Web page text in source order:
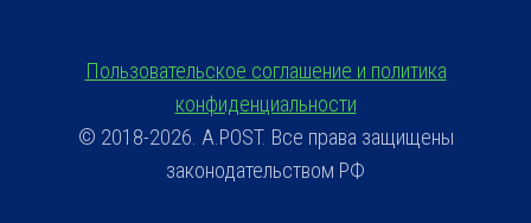
Пользовательское соглашение и политика
конфиденциальности
© 2018-2026. A.POST. Все права защищены
законодательством РФ